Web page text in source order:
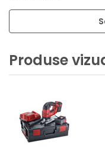
Produse